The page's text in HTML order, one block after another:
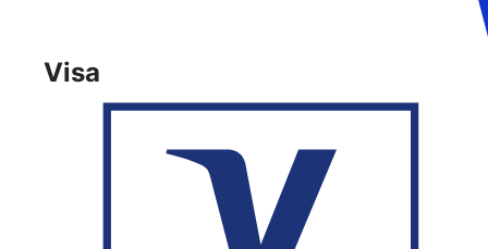
Visa